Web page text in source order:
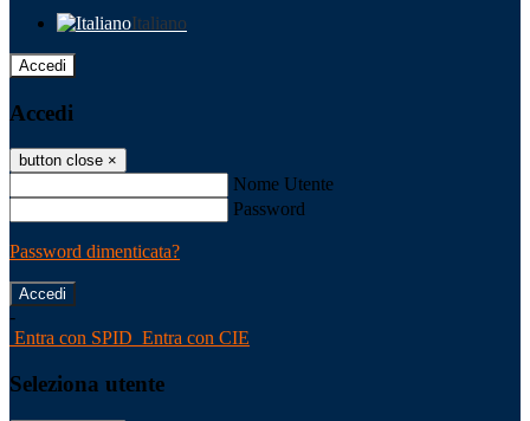
Italiano
Accedi
Accedi
button close ×
Nome Utente
Password
Password dimenticata?
-
Entra con SPID Entra con CIE
Seleziona utente